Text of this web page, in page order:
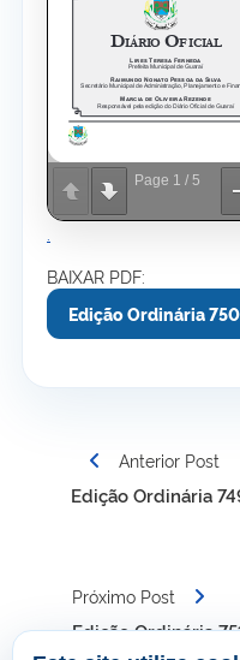
Page 1 / 5
BAIXAR PDF:
Edição Ordinária
Navegação
Anterior Post
Edição Ordinária
Próximo Post
Edição Ordinária